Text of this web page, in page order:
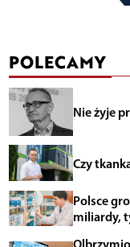
POLECAMY
Nie żyje
Czy
Polsce
miliardy,